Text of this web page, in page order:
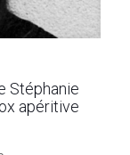
Stéphanie
apéritive